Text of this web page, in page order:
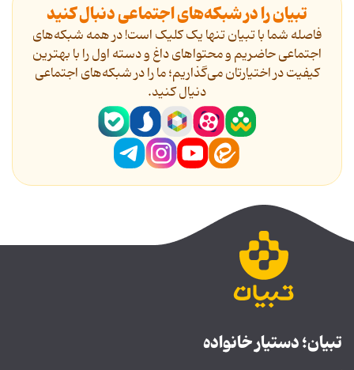
تبیان را در شبکه‌های اجتماعی دنبال کنید
فاصله شما با تبیان تنها یک کلیک است! در همه شبکه‌های
اجتماعی حاضریم و محتواهای داغ و دسته اول را با بهترین
کیفیت در اختیارتان می‌گذاریم؛ ما را در شبکه‌های اجتماعی
دنیال کنید.
تبیان؛ دستیار خانواده